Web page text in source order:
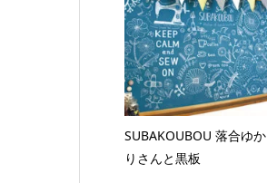
SUBAKOUBOU 落合ゆか
りさんと黒板